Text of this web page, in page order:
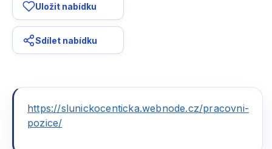
Uložit nabídku
Sdílet nabídku
https://slunickocenticka.webnode.cz/pracovni-
pozice/